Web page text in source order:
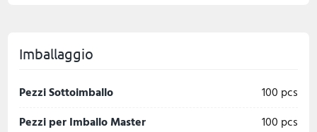
Imballaggio
Pezzi Sottoimballo
100 pcs
Pezzi per Imballo Master
100 pcs